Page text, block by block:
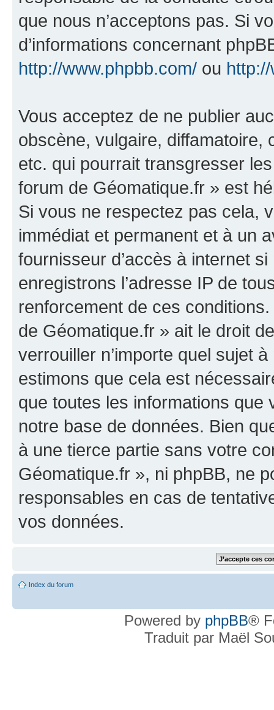
que nous n’acceptons pas. Si
d’informations concernant
http://www.phpbb.com/ ou
Vous acceptez de ne publier
obscène, vulgaire, diffamatoire,
etc. qui pourrait transgresser
forum de Géomatique.fr » est
Si vous ne respectez pas cela,
immédiat et permanent et à un
fournisseur d’accès à internet
enregistrons l’adresse IP de
renforcement de ces
de Géomatique.fr » ait le droit
verrouiller n’importe quel sujet
estimons que cela est
que toutes les informations
notre base de données. Bien
à une tierce partie sans votre
Géomatique.fr », ni phpBB, ne
responsables en cas de
vos données.
Index du forum
Powered by phpBB®
Traduit par Maël